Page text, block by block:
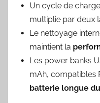
Un cycle de
multiplie par deux
Le nettoyage
maintient la
Les power banks
mAh, compatibles
batterie longue